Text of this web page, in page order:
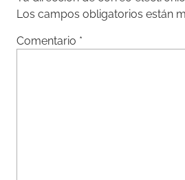
Los campos obligatorios están
Comentario *